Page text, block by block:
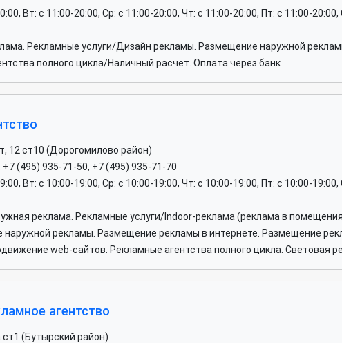
Вт: c 11:00-20:00, Ср: c 11:00-20:00, Чт: c 11:00-20:00, Пт: c 11:00-
Рекламные услуги/Дизайн рекламы. Размещение наружной
полного цикла/Наличный расчёт. Оплата через банк
12 ст10 (Дорогомилово район)
(495) 935-71-50, +7 (495) 935-71-70
Вт: c 10:00-19:00, Ср: c 10:00-19:00, Чт: c 10:00-19:00, Пт: c 10:00-
реклама. Рекламные услуги/Indoor-реклама (реклама в
рекламы. Размещение рекламы в интернете. Размещение
web-сайтов. Рекламные агентства полного цикла. Световая
агентство
(Бутырский район)